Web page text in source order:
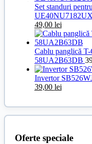
Set standuri
Prețul
inițial
a
fost:
79,00 lei.
49,00 leiPrețul
curent
este:
49,00 lei.
Cablu panglică
58UA2B63DB
Invertor
Prețul
fost:
39,00 leiPrețul
39,00 lei.
Oferte speciale